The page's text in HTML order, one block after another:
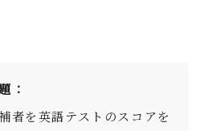
：
者を英語テストのスコアを